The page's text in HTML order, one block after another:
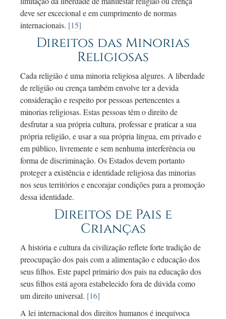
deve ser excecional e em cumprimento de normas
internacionais. [15]
Direitos das Minorias
Religiosas
Cada religião é uma minoria religiosa algures. A liberdade
de religião ou crença também envolve ter a devida
consideração e respeito por pessoas pertencentes a
minorias religiosas. Estas pessoas têm o direito de
desfrutar a sua própria cultura, professar e praticar a sua
própria religião, e usar a sua própria língua, em privado e
em público, livremente e sem nenhuma interferência ou
forma de discriminação. Os Estados devem portanto
proteger a existência e identidade religiosa das minorias
nos seus territórios e encorajar condições para a promoção
dessa identidade.
Direitos de Pais e
Crianças
A história e cultura da civilização reflete forte tradição de
preocupação dos pais com a alimentação e educação dos
seus filhos. Este papel primário dos pais na educação dos
seus filhos está agora estabelecido fora de dúvida como
um direito universal. [16]
A lei internacional dos direitos humanos é inequívoca